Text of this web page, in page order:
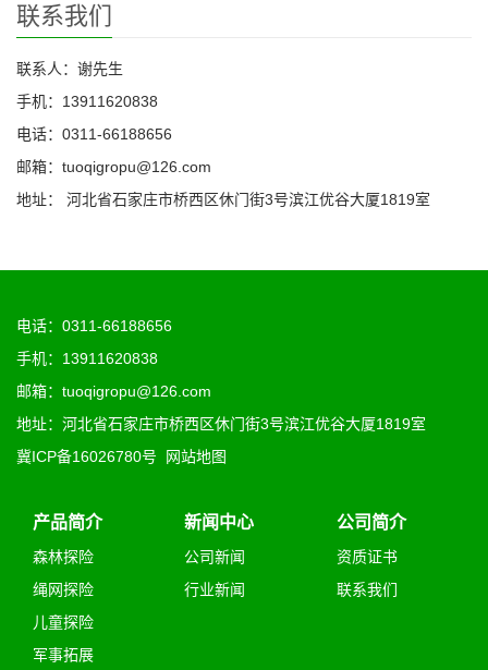
联系我们
联系人：谢先生
手机：13911620838
电话：0311-66188656
邮箱：tuoqigropu@126.com
地址： 河北省石家庄市桥西区休门街3号滨江优谷大厦1819室
电话：0311-66188656
手机：13911620838
邮箱：tuoqigropu@126.com
地址：河北省石家庄市桥西区休门街3号滨江优谷大厦1819室
冀ICP备16026780号
网站地图
产品简介
森林探险
绳网探险
儿童探险
军事拓展
新闻中心
公司新闻
行业新闻
公司简介
资质证书
联系我们